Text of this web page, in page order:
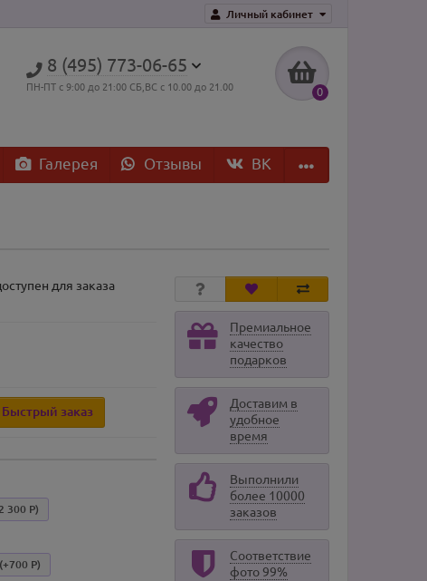
Личный кабинет
8 (495) 773-06-65
ПН-ПТ с 9:00 до 21:00 СБ,ВС с 10.00 до 21.00 0
Галерея Отзывы ВK
для заказа
Быстрый заказ
300 Р)
(+700 Р)
Премиальное
качество
подарков
Доставим в
удобное
время
Выполнили
более 10000
заказов
Соответствие
фото 99%